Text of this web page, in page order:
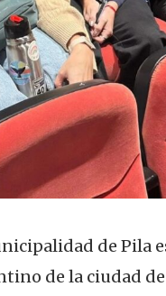
de Pila
de la ciudad